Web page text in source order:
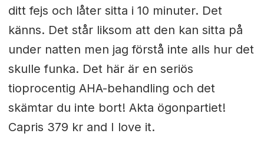
ditt fejs och låter sitta i 10 minuter. Det
känns. Det står liksom att den kan sitta på
under natten men jag förstå inte alls hur det
skulle funka. Det här är en seriös
tioprocentig AHA-behandling och det
skämtar du inte bort! Akta ögonpartiet!
Capris 379 kr and I love it.